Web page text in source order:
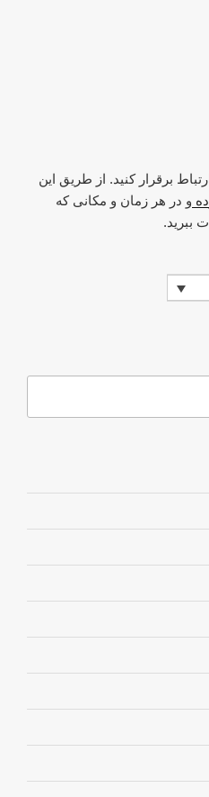
برقرار کنید. از طریق این
و در هر زمان و مکانی که
ببرید.